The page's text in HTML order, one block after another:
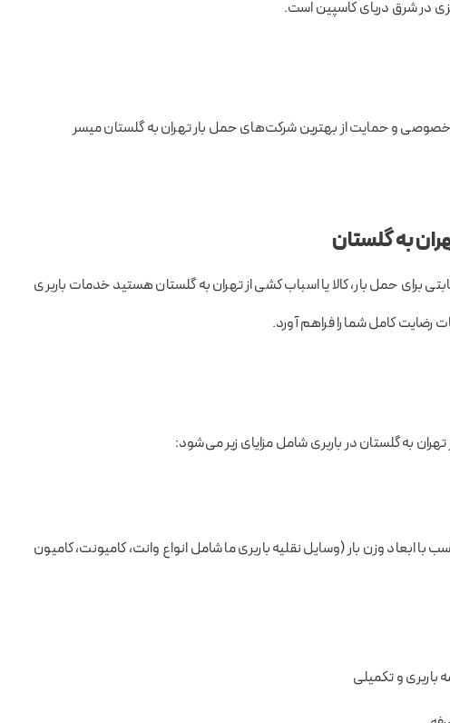
در شرق دریای کاسپین است.
و حمایت از بهترین شرکت‌های حمل بار تهران به گلستان میسر
به گلستان
برای حمل بار، کالا یا اسباب کشی از تهران به گلستان هستید خدمات باربری
رضایت کامل شما را فراهم آورد.
به گلستان در باربری شامل مزایای زیر می‌شود:
با ابعاد وزن بار (وسایل نقلیه باربری ما شامل انواع وانت، کامیونت، کامیون
باربری و تکمیلی